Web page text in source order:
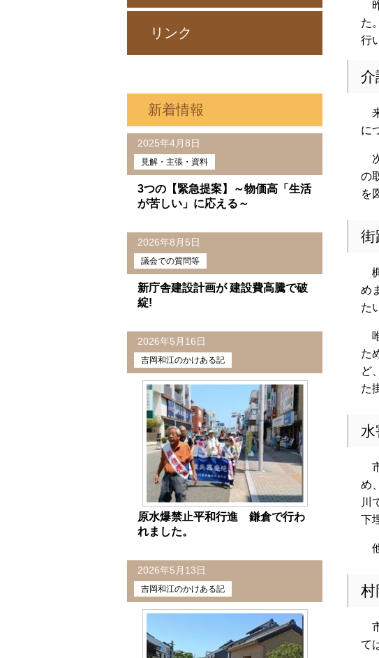
た
行
介
に
の
を
街
め
た
た
ど
た
め
川
下
村
て
リンク
新着情報
2025年4月8日
見解・主張・資料
3つの【緊急提案】～物価高「生活
が苦しい」に応える～
2026年8月5日
議会での質問等
新庁舎建設計画が 建設費高騰で破
綻!
2026年5月16日
吉岡和江のかけある記
原水爆禁止平和行進 鎌倉で行わ
れました。
2026年5月13日
吉岡和江のかけある記